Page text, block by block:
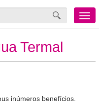
Menu
mobile
Termal
inúmeros benefícios.